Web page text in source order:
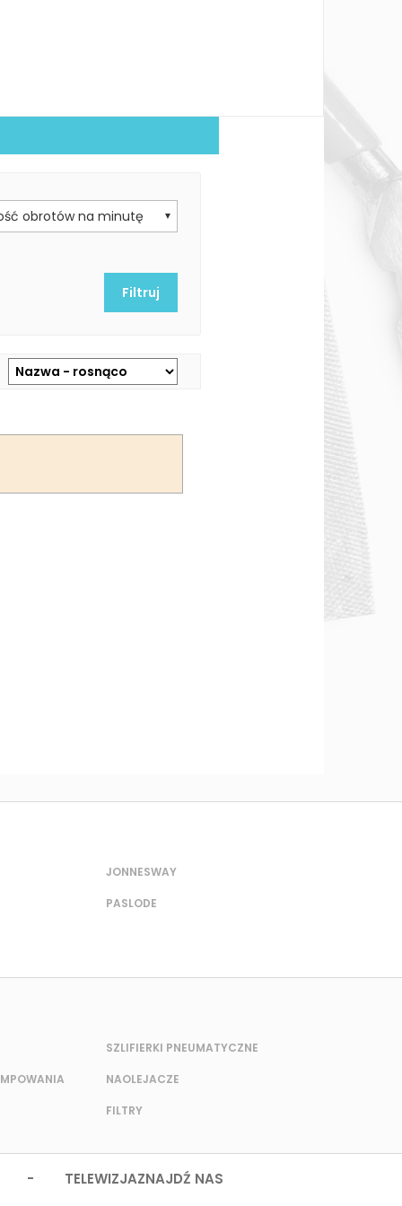
▼
obrotów na minutę
JONNESWAY
PASLODE
SZLIFIERKI PNEUMATYCZNE
NAOLEJACZE
FILTRY
- TELEWIZJAZNAJDŹ NAS